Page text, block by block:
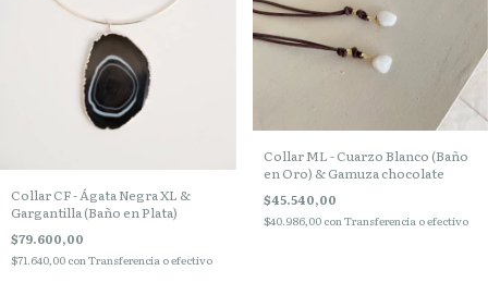
Collar CF - Ágata Negra XL &
Gargantilla (Baño en Plata)
$79.600,00
$71.640,00 conTransferencia o efectivo
Collar ML - Cuarzo Blanco (Baño
en Oro) & Gamuza chocolate
$45.540,00
$40.986,00 conTransferencia o efectivo